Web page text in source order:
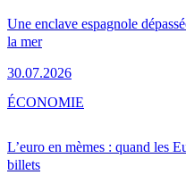
Une enclave espagnole
la mer
30.07.2026
L’euro en mèmes : quand les
billets
ÉCONOMIE